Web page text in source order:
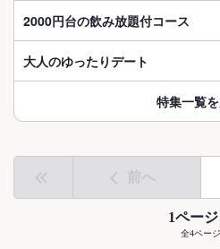
2000円台の飲み放題付コース
大人のゆったりデート
特集一覧
前へ
1ページ
全4ページ